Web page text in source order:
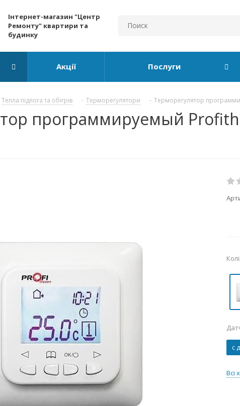
Інтернет-магазин "Центр
Ремонту" квартири та
будинку
Акції Послуги
Тепла підлога та обігрів - Терморегулятори - Терморегулятор
программируемый
с
Всі